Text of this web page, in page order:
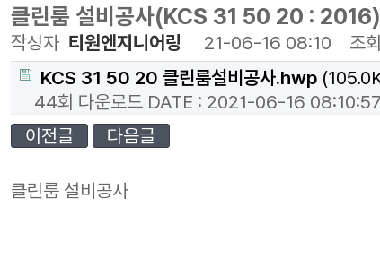
클린룸 설비공사(KCS 31 50 20 : 2016)
작성자 티원엔지니어링 21-06-16 08:10 조회
KCS 31 50 20 클린룸설비공사.hwp
44회 다운로드 DATE : 2021-06-16 08:10:57
이전글
다음글
클린룸 설비공사